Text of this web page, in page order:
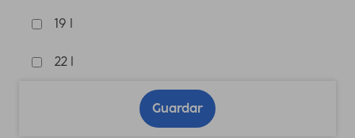
19 l
22 l
Guardar